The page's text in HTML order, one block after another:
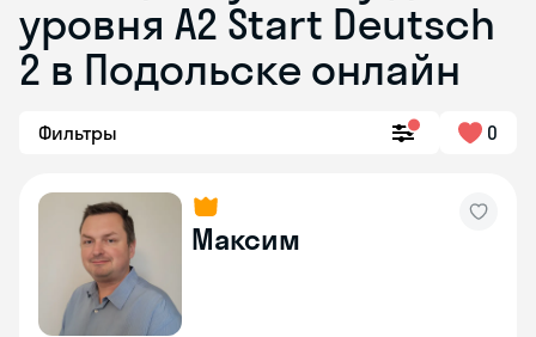
уровня A2 Start Deutsch
2 в Подольске онлайн
Фильтры 0
Максим
Skyeng Chat